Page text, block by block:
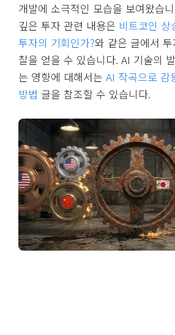
개발에 소극적인 모습을 보여왔습
깊은 투자 관련 내용은 비트코인 상
투자의 기회인가?와 같은 글에서
찰을 얻을 수 있습니다. AI 기술의
는 영향에 대해서는 AI 작곡으로 감
방법 글을 참조할 수 있습니다.